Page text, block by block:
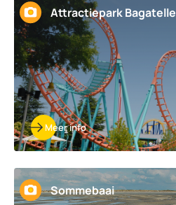
Attractiepark Bagatelle
Meer info
Sommebaai